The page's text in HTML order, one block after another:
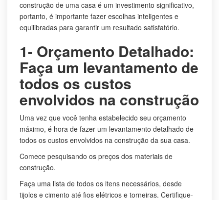
construção de uma casa é um investimento significativo,
portanto, é importante fazer escolhas inteligentes e
equilibradas para garantir um resultado satisfatório.
1- Orçamento Detalhado:
Faça um levantamento de
todos os custos
envolvidos na construção
Uma vez que você tenha estabelecido seu orçamento
máximo, é hora de fazer um levantamento detalhado de
todos os custos envolvidos na construção da sua casa.
Comece pesquisando os preços dos materiais de
construção.
Faça uma lista de todos os itens necessários, desde
tijolos e cimento até fios elétricos e torneiras. Certifique-